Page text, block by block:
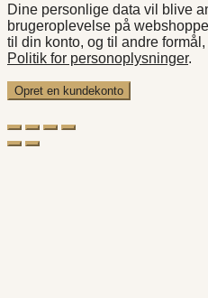
Dine personlige data vil blive
brugeroplevelse på
til din konto, og til andre
Politik for personoplysninger.
Opret en kundekonto